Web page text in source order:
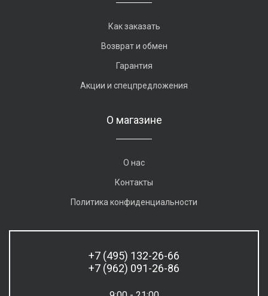
Как заказать
Возврат и обмен
Гарантия
Акции и спецпредложения
О магазине
О нас
Контакты
Политика конфиденциальности
+7 (495) 132-26-66
+7 (962) 091-26-86